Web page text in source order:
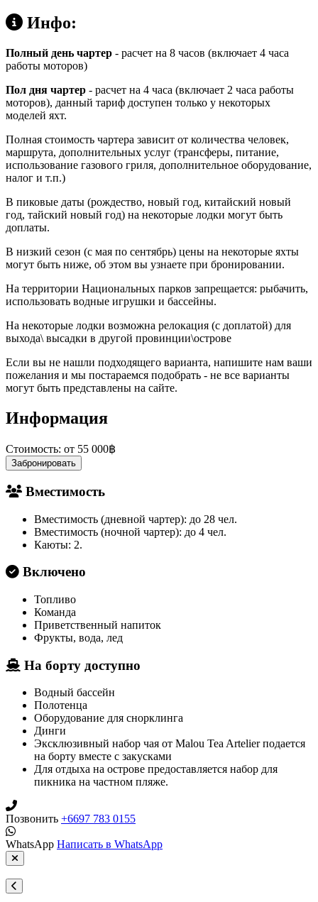
Инфо:
Полный день чартер - расчет на 8 часов (включает 4 часа
работы моторов)
Пол дня чартер - расчет на 4 часа (включает 2 часа работы
моторов), данный тариф доступен только у некоторых
моделей яхт.
Полная стоимость чартера зависит от количества человек,
маршрута, дополнительных услуг (трансферы, питание,
использование газового гриля, дополнительное оборудование,
налог и т.п.)
В пиковые даты (рождество, новый год, китайский новый
год, тайский новый год) на некоторые лодки могут быть
доплаты.
В низкий сезон (с мая по сентябрь) цены на некоторые яхты
могут быть ниже, об этом вы узнаете при бронировании.
На территории Национальных парков запрещается: рыбачить,
использовать водные игрушки и бассейны.
На некоторые лодки возможна релокация (с доплатой) для
выхода\ высадки в другой провинции\острове
Если вы не нашли подходящего варианта, напишите нам ваши
пожелания и мы постараемся подобрать - не все варианты
могут быть представлены на сайте.
Информация
Стоимость: от 55 000฿
Забронировать
Вместимость
Вместимость (дневной чартер): до 28 чел.
Вместимость (ночной чартер): до 4 чел.
Каюты: 2.
Включено
Топливо
Команда
Приветственный напиток
Фрукты, вода, лед
На борту доступно
Водный бассейн
Полотенца
Оборудование для снорклинга
Динги
Эксклюзивный набор чая от Malou Tea Artelier подается
на борту вместе с закусками
Для отдыха на острове предоставляется набор для
пикника на частном пляже.
Позвонить +6697 783 0155
WhatsApp Написать в WhatsApp